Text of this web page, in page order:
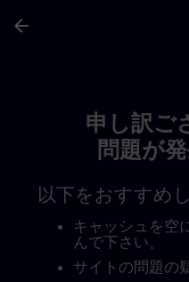
arrow_back
申し訳ご
問題が
以下をおすすめ
キャッシュを空
んで下さい。
サイトの問題の